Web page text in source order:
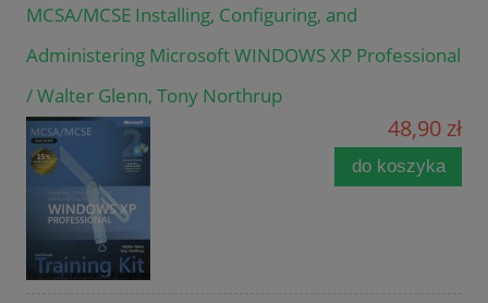
MCSA/MCSE Installing, Configuring, and
Administering Microsoft WINDOWS XP Professional
/ Walter Glenn, Tony Northrup
48,90 zł
do koszyka